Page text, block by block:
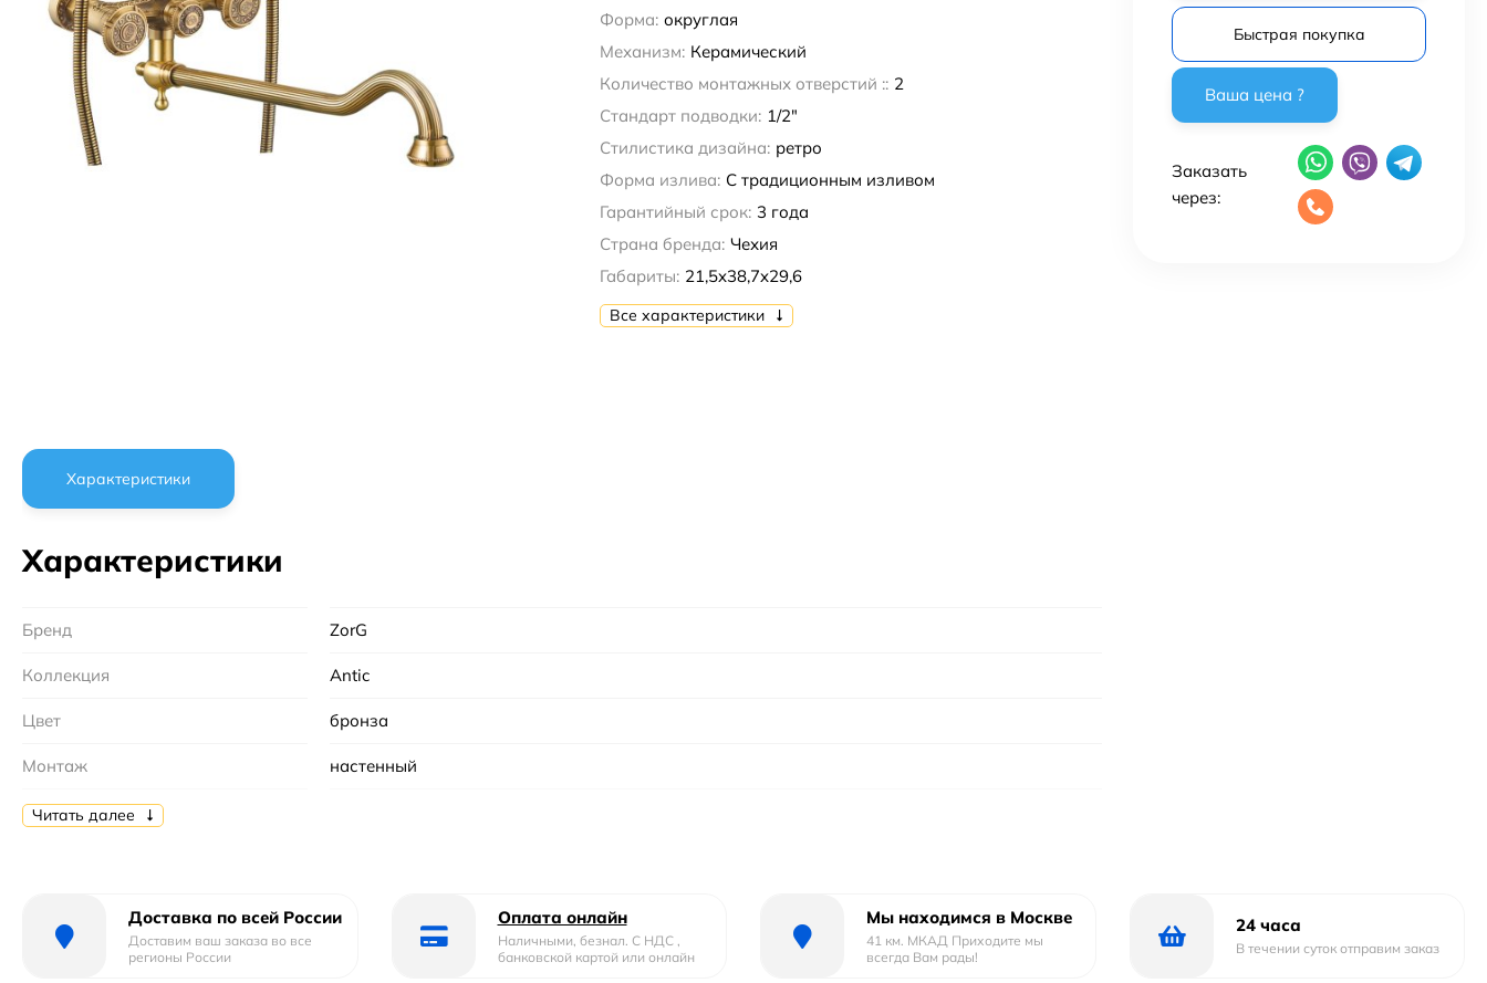
Форма: округлая
Механизм: Керамический
Количество монтажных отверстий :: 2
Стандарт подводки: 1/2"
Стилистика дизайна: ретро
Форма излива: С традиционным изливом
Гарантийный срок: 3 года
Страна бренда: Чехия
Габариты: 21,5x38,7x29,6
Все характеристики
Быстрая покупка
Заказать
через:
Характеристики
Характеристики
Бренд ZorG
Коллекция Antic
Цвет бронза
Монтаж настенный
Материал
Механизм Керамический
Читать далее
Доставка по всей России
Доставим ваш заказа во все
регионы России
Оплата онлайн
Наличными, безнал. С НДС ,
банковской картой или онлайн
Мы находимся в Москве
41 км. МКАД Приходите мы
всегда Вам рады!
24 часа
В течении суток отправим заказ